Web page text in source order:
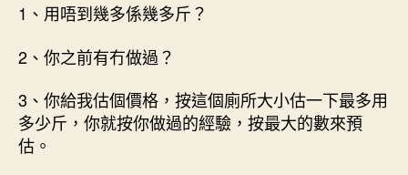
1、用唔到幾多係幾多斤？
2、你之前有冇做過？
3、你給我估個價格，按這個廁所大小估一下最多用
多少斤，你就按你做過的經驗，按最大的數來預
估。